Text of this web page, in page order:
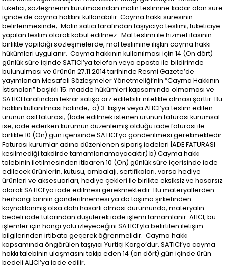
tüketici, sözleşmenin kurulmasından malın teslimine kadar olan süre
içinde de cayma hakkını kullanabilir. Cayma hakkı süresinin
belirlenmesinde; Malın satıcı tarafından taşıyıcıya teslimi, tüketiciye
yapılan teslim olarak kabul edilmez. Mal teslimi ile hizmet ifasının
birlikte yapıldığı sözleşmelerde, mal teslimine ilişkin cayma hakkı
hükümleri uygulanır. Cayma hakkının kullanılması için 14 (On dört)
günlük süre içinde SATICI’ya telefon veya eposta ile bildirimde
bulunulması ve ürünün 27.11.2014 tarihinde Resmi Gazete’de
yayımlanan Mesafeli Sözleşmeler Yönetmeliği’nin “Cayma Hakkının
İstisnaları” başlıklı 15. madde hükümleri kapsamında olmaması ve
SATICI tarafından tekrar satışa arz edilebilir nitelikte olması şarttır. Bu
hakkın kullanılması halinde; a) 3. kişiye veya ALICI’ya teslim edilen
ürünün asıl faturası, (İade edilmek istenen ürünün faturası kurumsal
ise, iade ederken kurumun düzenlemiş olduğu iade faturası ile
birlikte 10 (On) gün içerisinde SATICI’ya gönderilmesi gerekmektedir.
Faturası kurumlar adına düzenlenen sipariş iadeleri İADE FATURASI
kesilmediği takdirde tamamlanamayacaktır) b) Cayma hakkı
talebinin iletilmesinden itibaren 10 (On) günlük süre içerisinde iade
edilecek ürünlerin, kutusu, ambalajı, sertifikaları, varsa hediye
ürünleri ve aksesuarları, hediye çekleri ile birlikte eksiksiz ve hasarsız
olarak SATICI’ya iade edilmesi gerekmektedir. Bu materyallerden
herhangi birinin gönderilmemesi ya da taşıma şirketinden
kaynaklanmış olsa dahi hasarlı olması durumunda, materyalin
bedeli iade tutarından düşülerek iade işlemi tamamlanır. ALICI, bu
işlemler için hangi yolu izleyeceğini SATICI’yla belirtilen iletişim
bilgilerinden irtibata geçerek öğrenmelidir. Cayma hakkı
kapsamında öngörülen taşıyıcı Yurtiçi Kargo’dur. SATICI’ya cayma
hakkı talebinin ulaşmasını takip eden 14 (on dört) gün içinde ürün
bedeli ALICI’ya iade edilir.